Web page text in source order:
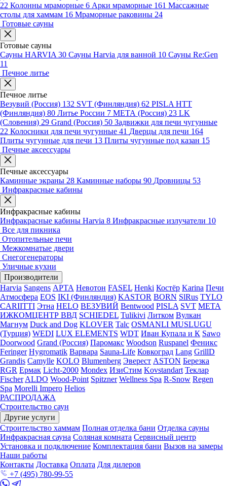
22 Колонны мраморные 6 Арки мраморные 161 Массажные
столы для хаммам 16 Мраморные раковины 24
Готовые сауны
Готовые сауны
Сауны HARVIA 30 Сауны Harvia для ванной 10 Сауны Re:Gen
11
Печное литье
Печное литье
Везувий (Россия) 132 SVT (Финляндия) 62 PISLA HTT
(Финляндия) 80 Литье России 7 МЕТА (Россия) 23 LK
(Словения) 29 Grand (Россия) 50 Задвижки для печи чугунные
22 Колосники для печи чугунные 41 Дверцы для печи 164
Плиты чугунные для печи 13 Плиты чугунные под казан 15
Печные аксессуары
Печные аксессуары
Каминные экраны 28 Каминные наборы 90 Дровницы 53
Инфракрасные кабины
Инфракрасные кабины
Инфракрасные кабины Harvia 8 Инфракрасные излучатели 10
Все для пикника
Отопительные печи
Межкомнатые двери
Снегогенераторы
Уличные кухни
Производители
Harvia Sangens АРТА Невотон FASEL Henki Костёр Karina Печи
Атмосфера EOS IKI (Финляндия) KASTOR BORN SlRus TYLO
CARIITTI Этна HELO ВЕЗУВИЙ Bentwood PISLA SVT МЕТА
ИЖКОМЦЕНТР ВВД SCHIEDEL Tulikivi Литком Вулкан
Магнум Duck and Dog KLOVER Talc OSMANLI MUSLUGU
(Турция) WEDI LUX ELEMENTS WDT Иван Купала и К Sawo
Doorwood Grand (Россия) Паромакс Woodson Ruspanel Феникс
Feringer Hygromatik Варвара Sauna-Life Ковкоград Lang GrillD
Grandis Camylle KOLO Blumenberg Эверест ASTON Березка
RGR Ермак Licht-2000 Mondex ИзиСтим Kovstandart Теклар
Fischer ALDO Wood-Point Spitzner Wellness Spa R-Snow Regen
Spa Morelli Impero Helios
РАСПРОДАЖА
Строительство саун
Другие услуги
Строительство хаммам Полная отделка бани Отделка сауны
Инфракрасная сауна Соляная комната Сервисный центр
Установка и подключение Комплектация бани Вызов на замеры
Наши работы
Контакты Доставка Оплата Для дилеров
+7 (495) 780-99-55